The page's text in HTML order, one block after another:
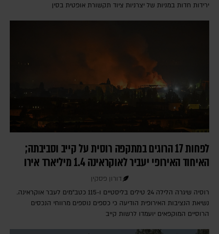
ירידות חדות במניות של יצרניות ציוד תקשורת אופטית בסין
לפחות 17 הרוגים במתקפה רוסית על קייב וסביבתה;
האיחוד האירופי יעביר לאוקראינה 1.4 מיליארד אירו
דורון פסקין
רוסיה שיגרה הלילה 24 טילים בליסטיים ו-115 כטב"מים לעבר אוקראינה.
נשיאת הנציבות האירופית הודיעה כי כספים נוספים מרווחי הנכסים
הרוסיים המוקפאים יועמדו לרשות קייב